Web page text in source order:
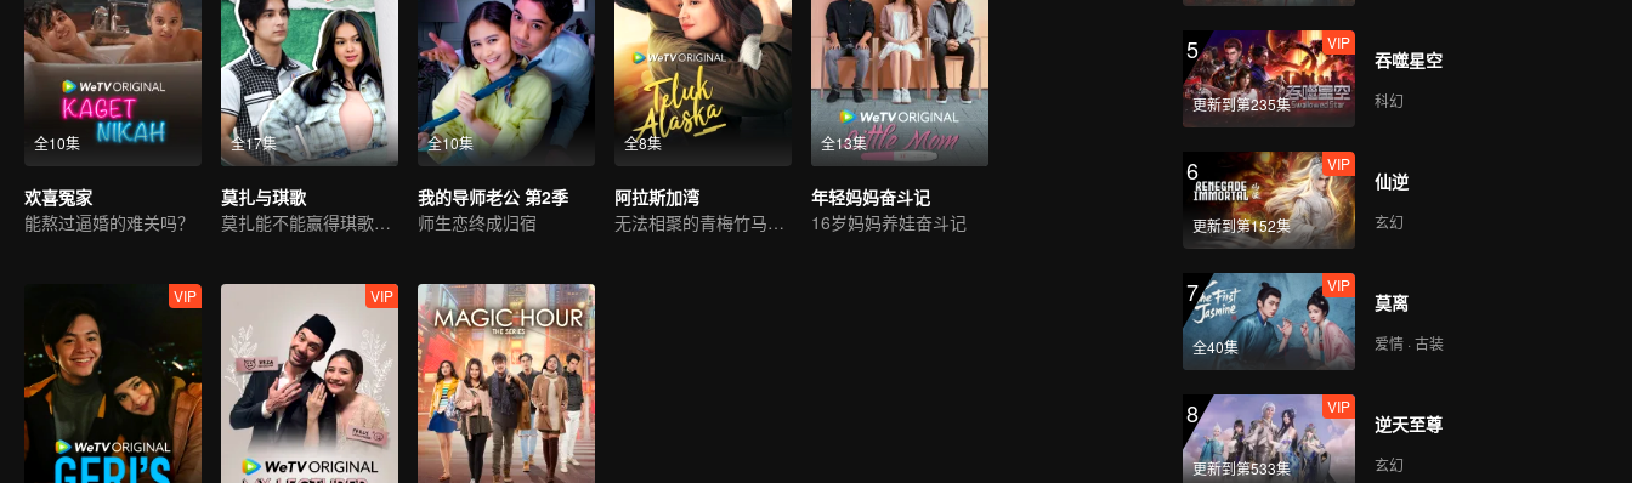
VIP
VIP
VIP
VIP
全10集
欢喜冤家
能熬过逼婚的难关吗？
全17集
莫扎与琪歌
莫扎能不能赢得琪歌的喜爱吗？
全10集
我的导师老公 第2季
师生恋终成归宿
全8集
阿拉斯加湾
无法相聚的青梅竹马之爱。
全13集
年轻妈妈奋斗记
16岁妈妈养娃奋斗记
VIP VIP
5
更新到第235集
VIP
吞噬星空
科幻
6
更新到第152集
VIP
仙逆
玄幻
7
全40集
VIP
莫离
爱情 · 古装
8
更新到第533集
VIP
逆天至尊
玄幻